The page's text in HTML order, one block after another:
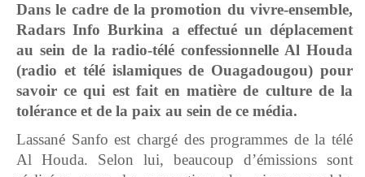
Dans le cadre de la promotion du vivre-ensemble,
Radars Info Burkina a effectué un déplacement
au sein de la radio-télé confessionnelle Al Houda
(radio et télé islamiques de Ouagadougou) pour
savoir ce qui est fait en matière de culture de la
tolérance et de la paix au sein de ce média.
Lassané Sanfo est chargé des programmes de la télé
Al Houda. Selon lui, beaucoup d’émissions sont